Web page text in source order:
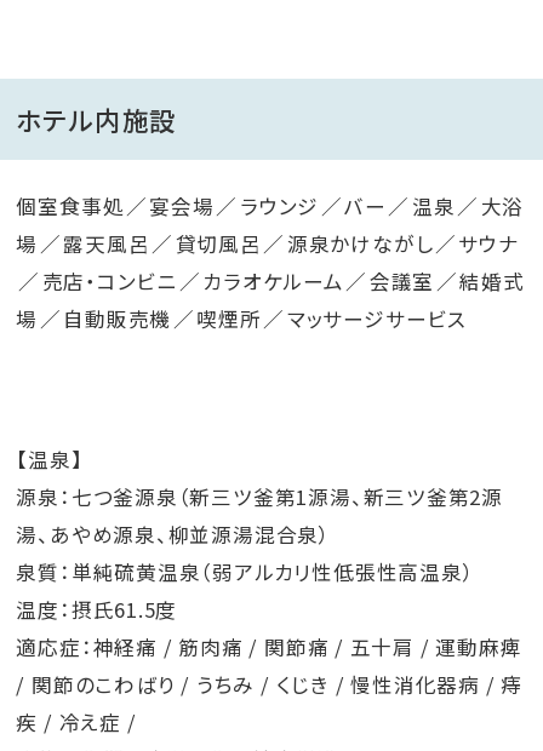
ホテル内施設
個室食事処 宴会場 ラウンジ バー 温泉
大浴
場
露天風呂 貸切風呂 源泉かけながし
サウナ
売店・コンビニ
カラオケルーム 会議室
結婚式
場
自動販売機 喫煙所 マッサージサービス
【温泉】
源泉：七つ釜源泉（新三ツ釜第1源湯、新三ツ釜第2源
湯、あやめ源泉、柳並源湯混合泉）
泉質：単純硫黄温泉（弱アルカリ性低張性高温泉）
温度：摂氏61.5度
適応症：神経痛 / 筋肉痛 / 関節痛 / 五十肩 / 運動麻痺
/ 関節のこわばり / うちみ / くじき / 慢性消化器病 / 痔
疾 / 冷え症 /